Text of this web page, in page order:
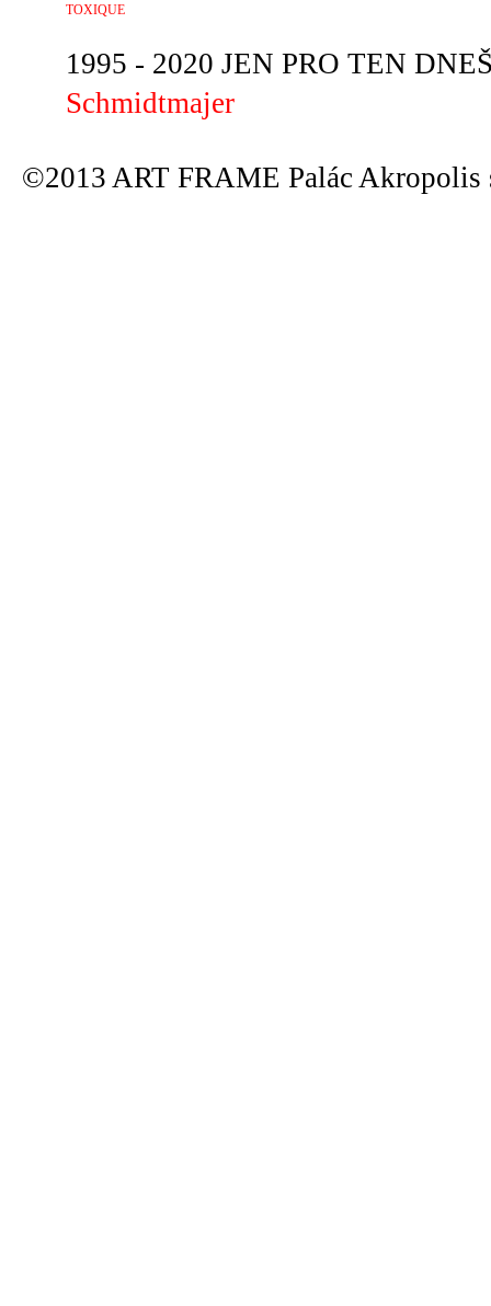
TOXIQUE
1995 - 2020 JEN PRO TEN
Schmidtmajer
©2013 ART FRAME Palác Akropolis